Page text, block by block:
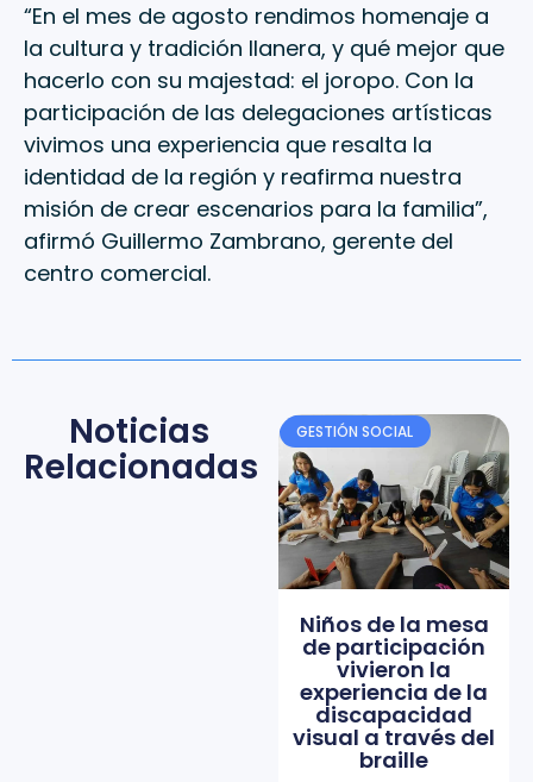
“En el mes de agosto rendimos homenaje a
la cultura y tradición llanera, y qué mejor que
hacerlo con su majestad: el joropo. Con la
participación de las delegaciones artísticas
vivimos una experiencia que resalta la
identidad de la región y reafirma nuestra
misión de crear escenarios para la familia”,
afirmó Guillermo Zambrano, gerente del
centro comercial.
Noticias
Relacionadas
GESTIÓN SOCIAL
Niños de la mesa
de participación
vivieron la
experiencia de la
discapacidad
visual a través del
braille